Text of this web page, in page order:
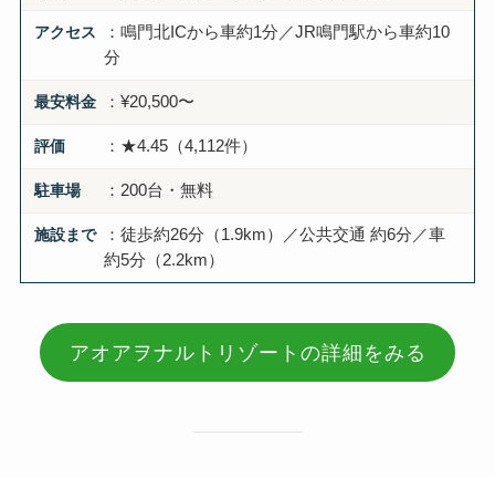
アクセス
：鳴門北ICから車約1分／JR鳴門駅から車約10
分
最安料金 ：¥20,500〜
評価 ：★4.45（4,112件）
駐車場 ：200台・無料
施設まで
：徒歩約26分（1.9km）／公共交通 約6分／車
約5分（2.2km）
アオアヲナルトリゾートの詳細をみる